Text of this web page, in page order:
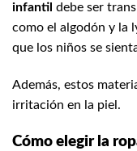
infantil debe ser
como el algodón y la
que los niños se
Además, estos
irritación en la piel.
Cómo elegir la